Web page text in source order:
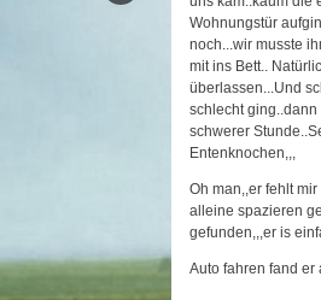
Wohnungstür
noch...wir musste
mit ins Bett..
überlassen...Und
schlecht
schwerer
Entenknochen,,,
Oh man,,er fehlt
alleine spazieren
gefunden,,,er is
Auto fahren fand er